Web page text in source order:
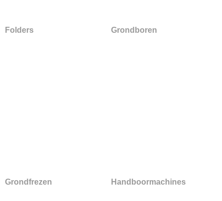
Folders Grondboren
Grondfrezen Handboormachines